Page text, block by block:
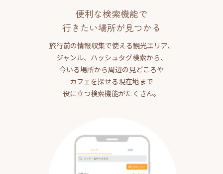
便利な検索機能で
行きたい場所が見つかる
旅行前の情報収集で使える観光エリア、
ジャンル、ハッシュタグ検索から、
今いる場所から周辺の見どころや
カフェを探せる現在地まで
役に立つ検索機能がたくさん。